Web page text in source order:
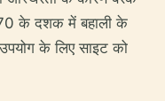
के दशक में बहाली के
उपयोग के लिए साइट को